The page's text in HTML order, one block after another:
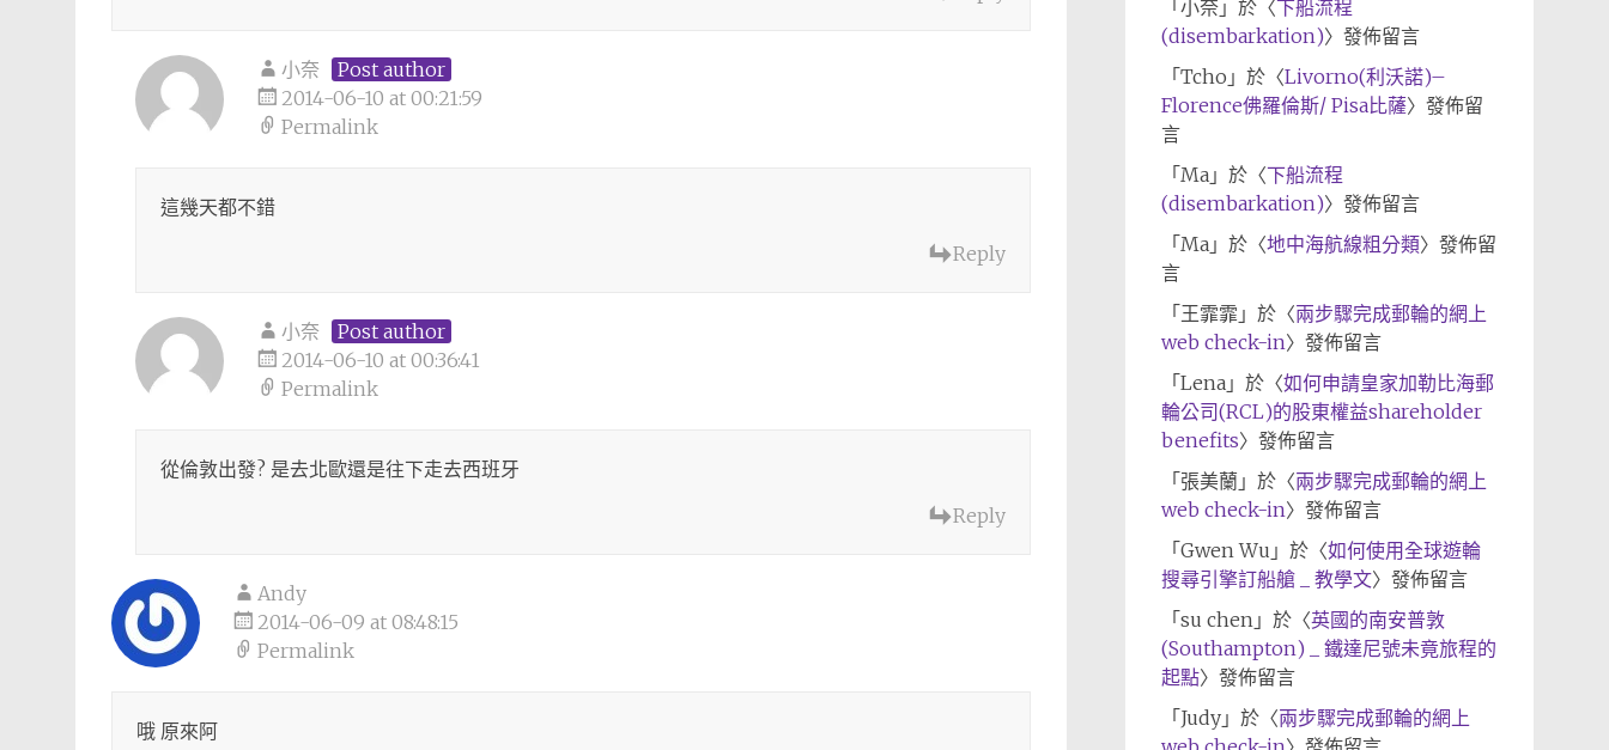
小奈
Post author
2014-06-10 at 00:21:59
Permalink
這幾天都不錯
Reply
小奈
Post author
2014-06-10 at 00:36:41
Permalink
從倫敦出發? 是去北歐還是往下走去西班牙
Reply
Andy
2014-06-09 at 08:48:15
Permalink
哦 原來阿
「小奈」於〈下船流程
(disembarkation)〉發佈留言
「Tcho 」於〈Livorno(利沃諾)–
Florence佛羅倫斯/ Pisa比薩〉發佈留
言
「Ma」於〈下船流程
(disembarkation)〉發佈留言
「Ma」於〈地中海航線粗分類〉發佈留
言
「王霏霏 」於〈兩步驟完成郵輪的網上
web check-in〉發佈留言
「Lena」於〈如何申請皇家加勒比海郵
輪公司(RCL)的股東權益shareholder
benefits〉發佈留言
「張美蘭 」於〈兩步驟完成郵輪的網上
web check-in〉發佈留言
「Gwen Wu 」於〈如何使用全球遊輪
搜尋引擎訂船艙 _ 教學文〉發佈留言
「su chen 」於〈英國的南安普敦
(Southampton) _ 鐵達尼號未竟旅程的
起點〉發佈留言
「Judy」於〈兩步驟完成郵輪的網上